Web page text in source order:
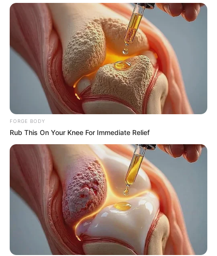
หนุ่มวันอังคาร
เป็นหนุ่มสังคมตัวฉกาจเชียวนะจ๊ะ เขาชอบเฮฮา และเป็น
ขาดื่มเลยล่ะ หาเขาได้ตามผับหรือปาร์ตี้สุดเหวี่ยงสักงาน
แถมยังรักการผจญภัยและความตื่นเต้นเป็นที่หนึ่ง
นอกจากนั้นหนุ่มวันนี้ยังชอบออกกำลังกายให้ดูมาดแมน
อยู่เสมอ เรียกว่าเสน่ห์เหลือเฟือเชียวล่ะ
how to get love
เขาเป็นคนเข้มแข็งและชอบคุ้มครองสาวที่เขารัก ในขณะ
เดียวกันเขาก็ชอบให้คนที่เขารัก เอาอกเอาใจเขา เพราะ
ฉะนั้นจงสวมบทสาวน้อยผู้บอบบางให้เขาได้ปกป้องดูแล
และหัดทำตัวเป็นสาวใจกว้าง ไม่จุกจิกจู้จี้จุกจิก แต่คอย
เอาอกเอาใจเขาตลอดเวลา รับรองได้เลยว่า งานนี้ไปไหน
FORGE BODY
Rub This On Your Knee For Immediate Relief